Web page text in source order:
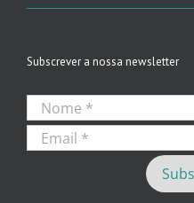
Subscrever a nossa newsletter